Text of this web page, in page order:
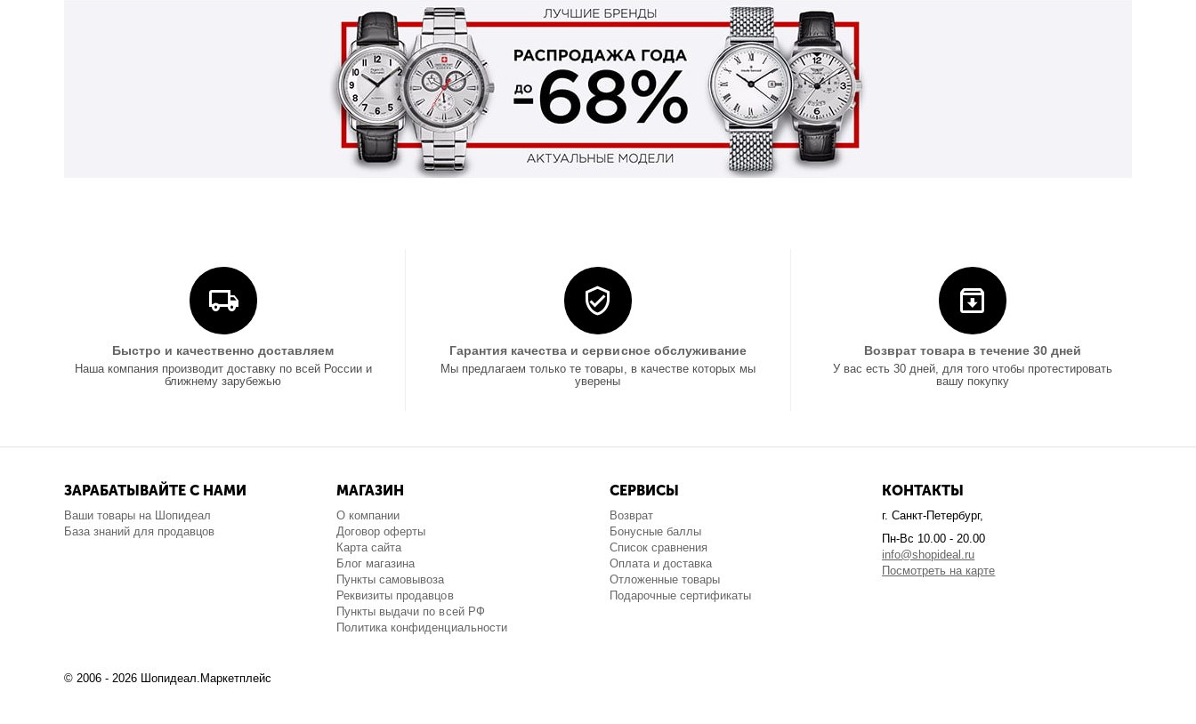
Быстро и качественно доставляем
Наша компания производит доставку по всей России и
ближнему зарубежью
Гарантия качества и сервисное обслуживание
Мы предлагаем только те товары, в качестве которых мы
уверены
Возврат товара в течение 30 дней
У вас есть 30 дней, для того чтобы протестировать
вашу покупку
ЗАРАБАТЫВАЙТЕ С НАМИ
Ваши товары на Шопидеал
База знаний для продавцов
МАГАЗИН
О компании
Договор оферты
Карта сайта
Блог магазина
Пункты самовывоза
Реквизиты продавцов
Пункты выдачи по всей РФ
Политика конфиденциальности
СЕРВИСЫ
Возврат
Бонусные баллы
Список сравнения
Оплата и доставка
Отложенные товары
Подарочные сертификаты
КОНТАКТЫ
г. Санкт-Петербург,
Пн-Вс 10.00 - 20.00
info@shopideal.ru
Посмотреть на карте
© 2006 - 2026 Шопидеал.Маркетплейс